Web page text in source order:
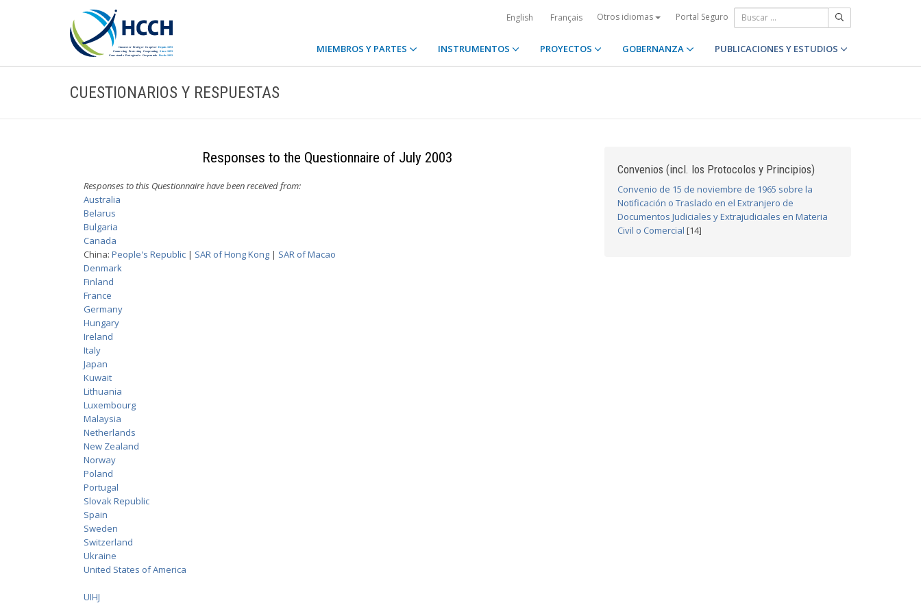
English Français Otros idiomas Portal Seguro
MIEMBROS Y PARTES INSTRUMENTOS PROYECTOS GOBERNANZA PUBLICACIONES Y ESTUDIOS
CUESTIONARIOS Y RESPUESTAS
Responses to the Questionnaire of July 2003
Responses to this Questionnaire have been received from:
Australia
Belarus
Bulgaria
Canada
China: People's Republic | SAR of Hong Kong | SAR of Macao
Denmark
Finland
France
Germany
Hungary
Ireland
Italy
Japan
Kuwait
Lithuania
Luxembourg
Malaysia
Netherlands
New Zealand
Norway
Poland
Portugal
Slovak Republic
Spain
Sweden
Switzerland
Ukraine
United States of America
UIHJ
Convenios (incl. los Protocolos y Principios)
Convenio de 15 de noviembre de 1965 sobre la
Notificación o Traslado en el Extranjero de
Documentos Judiciales y Extrajudiciales en Materia
Civil o Comercial [14]